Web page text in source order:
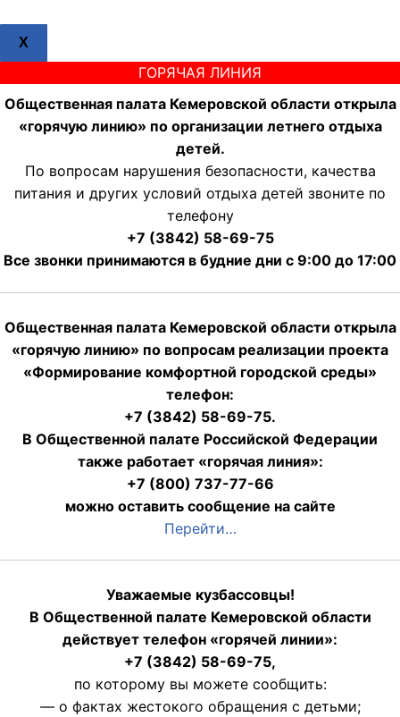
X
ГОРЯЧАЯ ЛИНИЯ
Общественная палата Кемеровской области открыла
«горячую линию» по организации летнего отдыха
детей.
По вопросам нарушения безопасности, качества
питания и других условий отдыха детей звоните по
телефону
+7 (3842) 58-69-75
Все звонки принимаются в будние дни с 9:00 до 17:00
Общественная палата Кемеровской области открыла
«горячую линию» по вопросам реализации проекта
«Формирование комфортной городской среды»
телефон:
+7 (3842) 58-69-75.
В Общественной палате Российской Федерации
также работает «горячая линия»:
+7 (800) 737-77-66
можно оставить сообщение на сайте
Перейти…
Уважаемые кузбассовцы!
В Общественной палате Кемеровской области
действует телефон «горячей линии»:
+7 (3842) 58-69-75,
по которому вы можете сообщить:
— о фактах жестокого обращения с детьми;